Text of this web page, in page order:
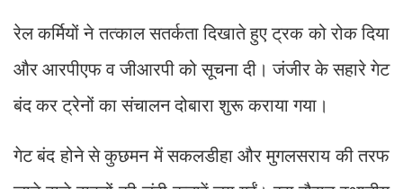
रेल कर्मियों ने तत्काल सतर्कता दिखाते हुए ट्रक को रोक दिया
और आरपीएफ व जीआरपी को सूचना दी। जंजीर के सहारे गेट
बंद कर ट्रेनों का संचालन दोबारा शुरू कराया गया।
गेट बंद होने से कुछमन में सकलडीहा और मुगलसराय की तरफ